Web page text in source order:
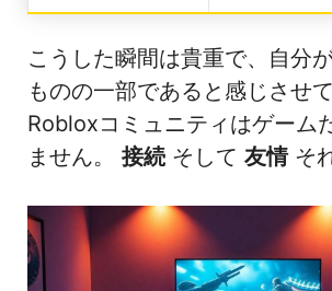
こうした瞬間は貴重で、自分
ものの一部であると感じさせ
Robloxコミュニティはゲーム
ません。 接続 そして 友情そ